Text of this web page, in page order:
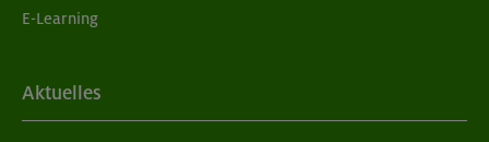
E-Learning
Aktuelles